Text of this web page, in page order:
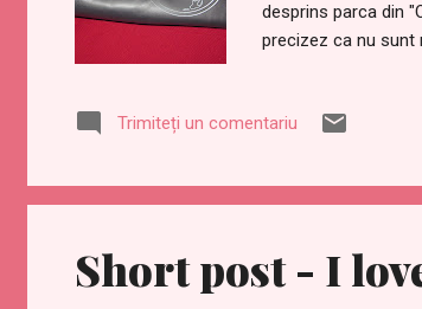
desprins parca din
precizez ca nu sunt
simturile si sa ma
apreciat inovatia
Trimiteți un comentariu
Short post - I